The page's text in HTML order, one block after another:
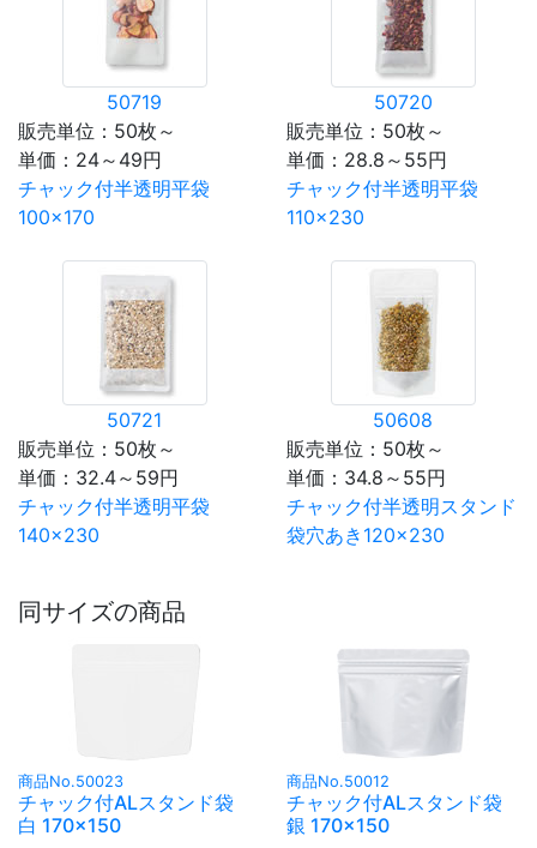
50719
販売単位：50枚～
単価： 24～49円
チャック付半透明平袋
100×170
50720
販売単位：50枚～
単価： 28.8～55円
チャック付半透明平袋
110×230
50721
販売単位：50枚～
単価： 32.4～59円
チャック付半透明平袋
140×230
50608
販売単位：50枚～
単価： 34.8～55円
チャック付半透明スタンド
袋穴あき120×230
同サイズの商品
商品No.50023
チャック付ALスタンド袋
白 170×150
商品No.50012
チャック付ALスタンド袋
銀 170×150